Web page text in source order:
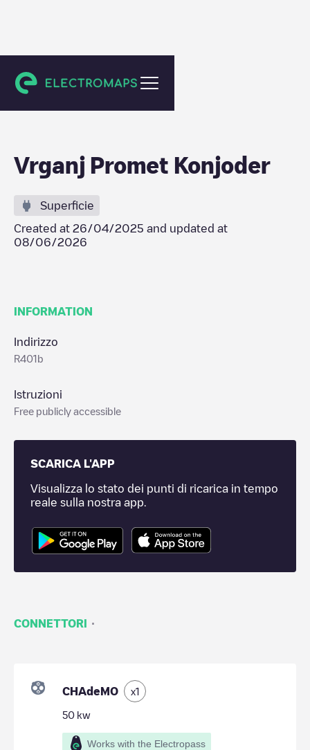
Unknown city (temporary)
Vrganj Promet Konjoder
Superficie
Created at 26/04/2025 and updated at
08/06/2026
INFORMATION
Indirizzo
R401b
Istruzioni
Free publicly accessible
SCARICA L'APP
Visualizza lo stato dei punti di ricarica in tempo
reale sulla nostra app.
CONNETTORI ·
CHAdeMO x1
50 kw
Works with the Electropass